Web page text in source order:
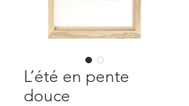
L’été en pente
douce